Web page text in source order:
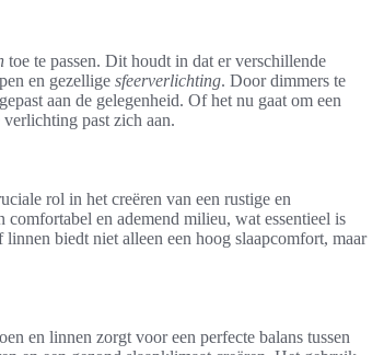
toe te passen. Dit houdt in dat er verschillende
en gezellige sfeerverlichting. Door dimmers te
aan de gelegenheid. Of het nu gaat om een
past zich aan.
rol in het creëren van een rustige en
en ademend milieu, wat essentieel is
biedt niet alleen een hoog slaapcomfort, maar
en linnen zorgt voor een perfecte balans tussen